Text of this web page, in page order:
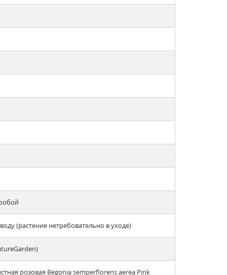
(растение нетребовательно в уходе)
розовая Begonia semperflorens aerea Pink